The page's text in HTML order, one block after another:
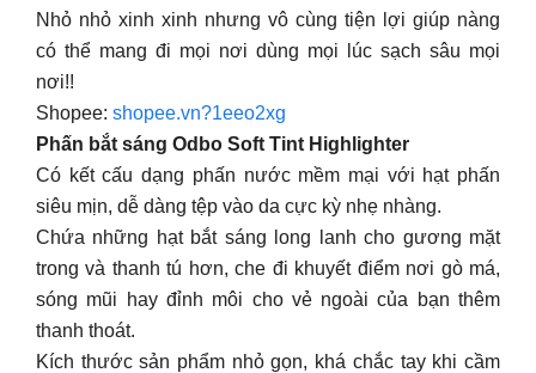
Nhỏ nhỏ xinh xinh nhưng vô cùng tiện lợi giúp nàng
có thể mang đi mọi nơi dùng mọi lúc sạch sâu mọi
nơi!!
Shopee: shopee.vn?1eeo2xg
Phấn bắt sáng Odbo Soft Tint Highlighter
Có kết cấu dạng phấn nước mềm mại với hạt phấn
siêu mịn, dễ dàng tệp vào da cực kỳ nhẹ nhàng.
Chứa những hạt bắt sáng long lanh cho gương mặt
trong và thanh tú hơn, che đi khuyết điểm nơi gò má,
sóng mũi hay đỉnh môi cho vẻ ngoài của bạn thêm
thanh thoát.
Kích thước sản phẩm nhỏ gọn, khá chắc tay khi cầm